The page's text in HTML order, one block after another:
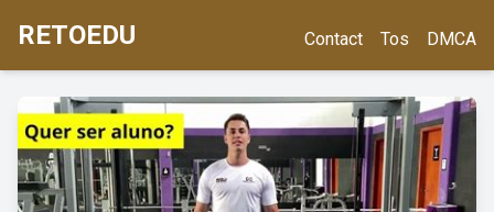
RETOEDU Contact Tos DMCA